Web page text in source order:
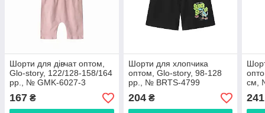
Шорти для дівчат оптом,
Glo-story, 122/128-158/164
рр., № GMK-6027-3
167 ₴
Шорти для хлопчика
оптом, Glo-story, 98-128
рр., № BRTS-4799
204₴
см,
241